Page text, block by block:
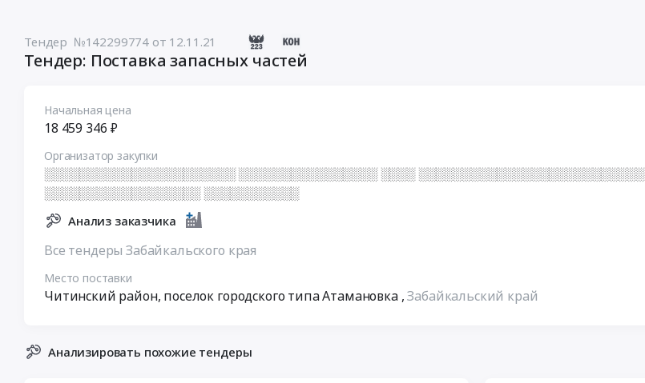
Тендер №142299774 от 12.11.21
Тендер: Поставка запасных частей
Начальная цена
18 459 346 ₽
Организатор закупки
░░░░░░░░░░░░░░░░░░░░░░ ░░░░░░░░░░░░░░░░ ░░░░ ░░░░░░░░░░░░░░░░░░░░░░░░░░
░░░░░░░░░░░░░░░░░░ ░░░░░░░░░░░
Анализ заказчика
Все тендеры Забайкальского края
Место поставки
Читинский район, поселок городского типа Атамановка ,Забайкальский край
Анализировать похожие тендеры